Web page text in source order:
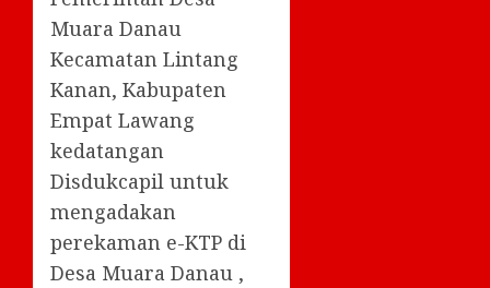
Muara Danau
Kecamatan Lintang
Kanan, Kabupaten
Empat Lawang
kedatangan
Disdukcapil untuk
mengadakan
perekaman e-KTP di
Desa Muara Danau ,